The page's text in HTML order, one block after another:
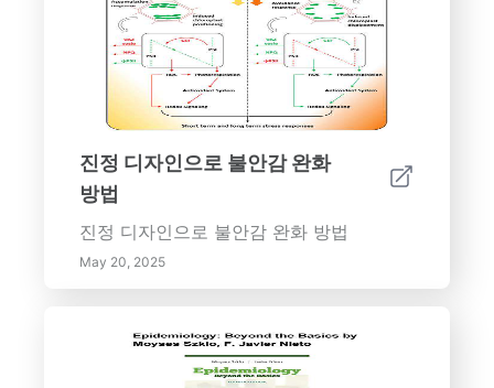
진정 디자인으로 불안감 완화
방법
진정 디자인으로 불안감 완화 방법
May 20, 2025